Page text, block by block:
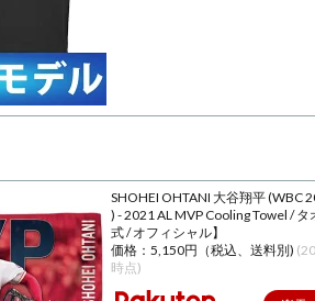
SHOHEI OHTANI 大谷翔平 (WBC
) - 2021 AL MVP Cooling Towel / タ
式 / オフィシャル】
価格：5,150円（税込、送料別)
時点)